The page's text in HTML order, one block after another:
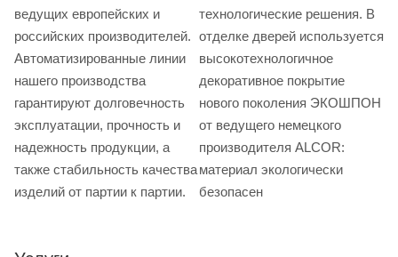
ведущих европейских и
российских производителей.
Автоматизированные линии
нашего производства
гарантируют долговечность
эксплуатации, прочность и
надежность продукции, а
также стабильность качества
изделий от партии к партии.
технологические решения. В
отделке дверей используется
высокотехнологичное
декоративное покрытие
нового поколения ЭКОШПОН
от ведущего немецкого
производителя ALCOR:
материал экологически
безопасен